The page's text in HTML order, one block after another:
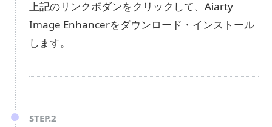
上記のリンクボダンをクリックして、Aiarty
Image Enhancerをダウンロード・インストール
します。
STEP.2